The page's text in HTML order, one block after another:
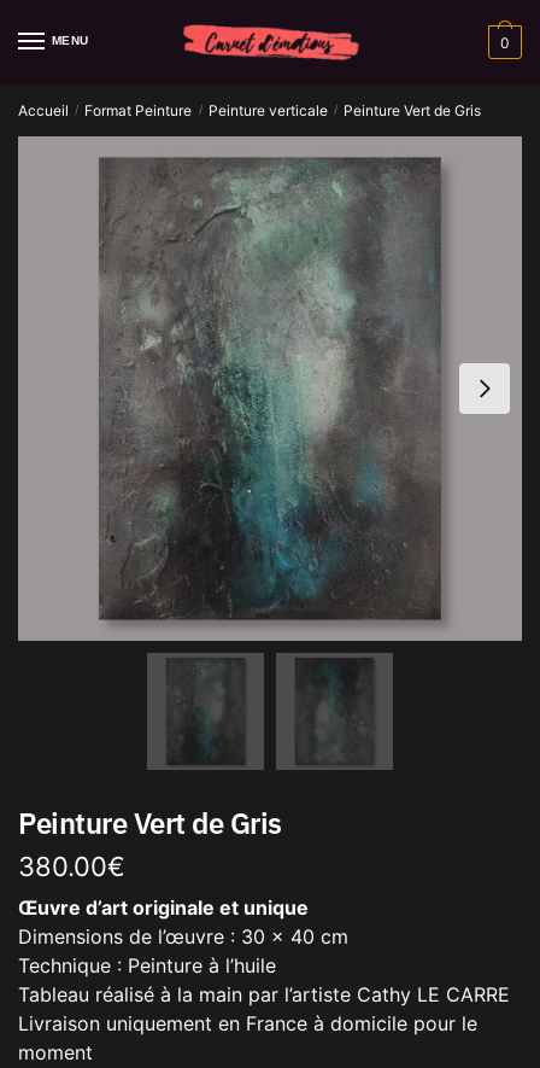
MENU 0
Accueil / Format Peinture / Peinture verticale / Peinture Vert de Gris
Peinture Vert de Gris
380.00€
Œuvre d’art originale et unique
Dimensions de l’œuvre : 30 x 40 cm
Technique : Peinture à l’huile
Tableau réalisé à la main par l’artiste Cathy LE CARRE
Livraison uniquement en France à domicile pour le
moment